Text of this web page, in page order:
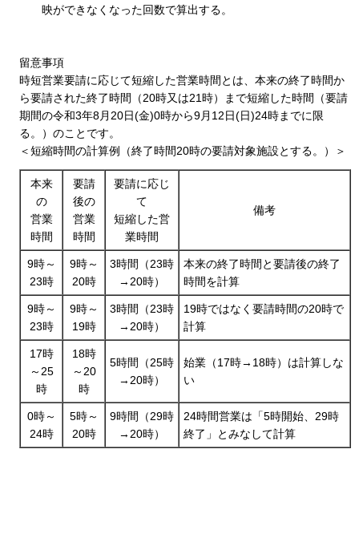
映ができなくなった回数で算出する。
留意事項
時短営業要請に応じて短縮した営業時間とは、本来の終了時間か
ら要請された終了時間（20時又は21時）まで短縮した時間（要請
期間の令和3年8月20日(金)0時から9月12日(日)24時までに限
る。）のことです。
＜短縮時間の計算例（終了時間20時の要請対象施設とする。）＞
本来
の
営業
時間
要請
後の
営業
時間
要請に応じ
て
短縮した営
業時間
備考
9時～
23時
9時～
20時
3時間（23時
→20時）
本来の終了時間と要請後の終了
時間を計算
9時～
23時
9時～
19時
3時間（23時
→20時）
19時ではなく要請時間の20時で
計算
17時
～25
時
18時
～20
時
5時間（25時
→20時）
始業（17時→18時）は計算しな
い
0時～
24時
5時～
20時
9時間（29時
→20時）
24時間営業は「5時開始、29時
終了」とみなして計算